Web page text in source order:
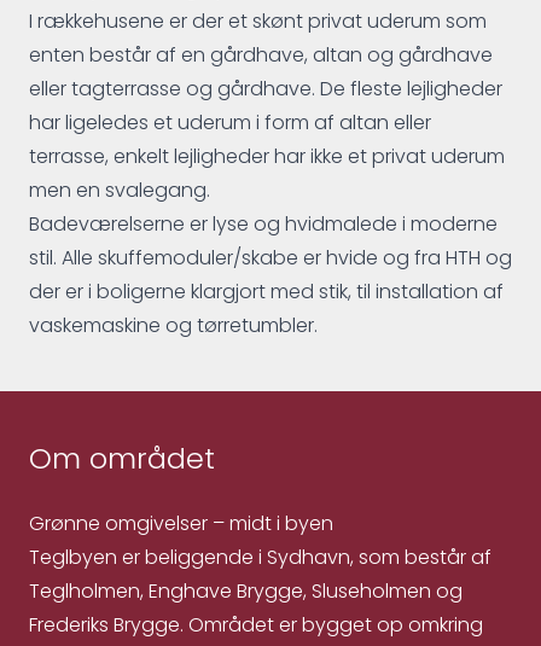
I rækkehusene er der et skønt privat uderum som
enten består af en gårdhave, altan og gårdhave
eller tagterrasse og gårdhave. De fleste lejligheder
har ligeledes et uderum i form af altan eller
terrasse, enkelt lejligheder har ikke et privat uderum
men en svalegang.
Badeværelserne er lyse og hvidmalede i moderne
stil. Alle skuffemoduler/skabe er hvide og fra HTH og
der er i boligerne klargjort med stik, til installation af
vaskemaskine og tørretumbler.
Om området
Grønne omgivelser – midt i byen
Teglbyen er beliggende i Sydhavn, som består af
Teglholmen, Enghave Brygge, Sluseholmen og
Frederiks Brygge. Området er bygget op omkring